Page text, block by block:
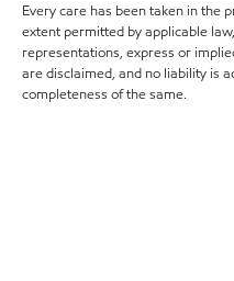
Every care has been taken in the
extent permitted by applicable
representations, express or
are disclaimed, and no liability is
completeness of the same.